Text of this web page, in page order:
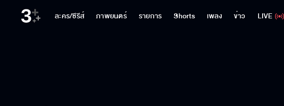
ละคร/ซีรีส์ ภาพยนตร์ รายการ Shorts เพลง ข่าว LIVE